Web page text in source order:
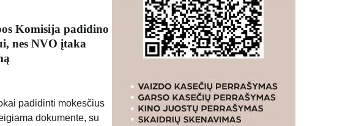
Komisija padidino
nes NVO įtaka
padidinti mokesčius
dokumente, su